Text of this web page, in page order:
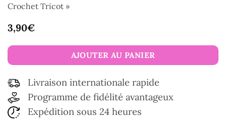
Crochet Tricot »
3,90€
AJOUTER AU PANIER
Livraison internationale rapide
Programme de fidélité avantageux
Expédition sous 24 heures